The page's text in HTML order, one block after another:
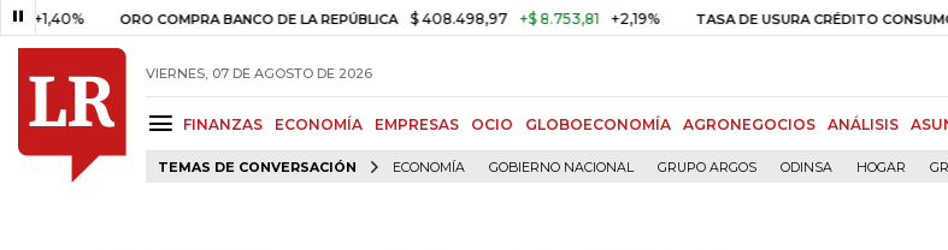
ORO COMPRA BANCO DE LA REPÚBLICA $ 408.498,97 +$ 8.753,81 +2,19% TASA DE USURA CRÉDITO CONSUMO
VIERNES, 07 DE AGOSTO DE 2026
FINANZAS ECONOMÍA EMPRESAS OCIO GLOBOECONOMÍA AGRONEGOCIOS ANÁLISIS
TEMAS DE CONVERSACIÓN ECONOMÍA GOBIERNO NACIONAL GRUPO ARGOS ODINSA HOGAR